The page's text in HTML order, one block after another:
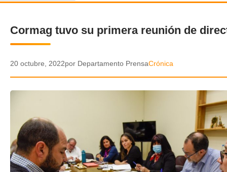
CRÓNICA
DEPORTES
POLICIAL
AUDIOS
VIDEOS
✕
Cormag tuvo su primera reunión de
20 octubre, 2022por Departamento PrensaCrónica